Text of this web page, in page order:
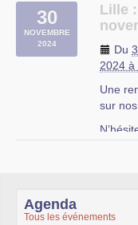
Espace membres
30
NOVEMBRE
2024
Lille
Du
2024 à
Une
sur
Agenda
Tous les événements